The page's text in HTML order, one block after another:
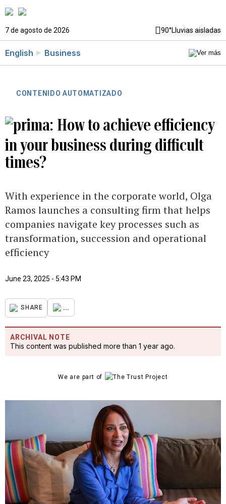
7 de agosto de 2026 90°Lluvias aisladas
English Business
CONTENIDO AUTOMATIZADO
How to achieve efficiency
in your business during difficult
times?
With experience in the corporate world, Olga
Ramos launches a consulting firm that helps
companies navigate key processes such as
transformation, succession and operational
efficiency
June 23, 2025 - 5:43 PM
SHARE ...
ARCHIVAL NOTE
This content was published more than 1 year ago.
We are part of